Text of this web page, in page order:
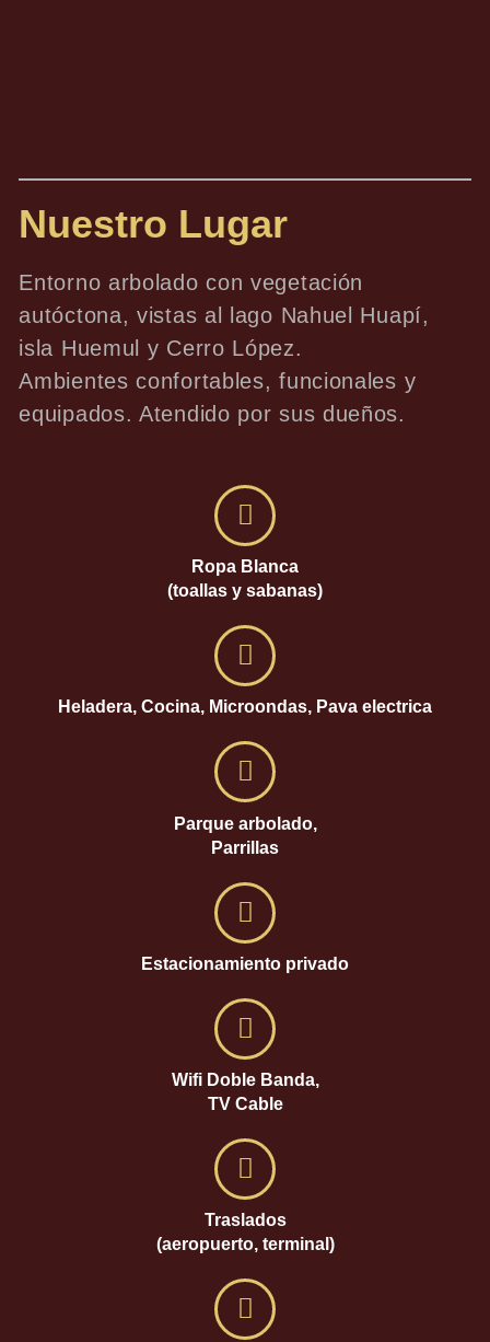
Nuestro Lugar
Entorno arbolado con vegetación
autóctona, vistas al lago Nahuel Huapí,
isla Huemul y Cerro López.
Ambientes confortables, funcionales y
equipados. Atendido por sus dueños.
Ropa Blanca
(toallas y sabanas)
Heladera, Cocina, Microondas, Pava electrica
Parque arbolado,
Parrillas
Estacionamiento privado
Wifi Doble Banda,
TV Cable
Traslados
(aeropuerto, terminal)